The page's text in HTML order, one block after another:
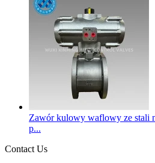
Zawór kulowy waflowy ze stali
p...
Contact Us